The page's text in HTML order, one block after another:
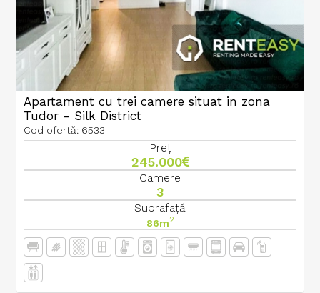
Apartament cu trei camere situat in zona
Tudor - Silk District
Cod ofertă: 6533
Preț
245.000
Camere
3
Suprafață
86m2